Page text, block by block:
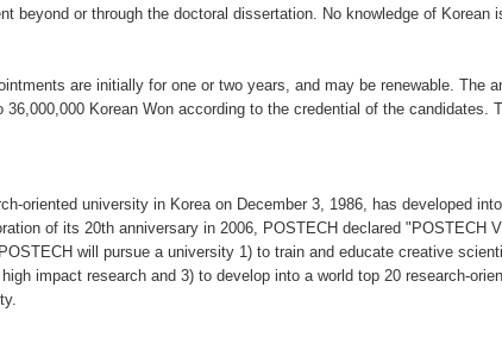
beyond or through the doctoral dissertation. No knowledge of Korean
are initially for one or two years, and may be renewable. The
36,000,000 Korean Won according to the credential of the
oriented university in Korea on December 3, 1986, has developed
of its 20th anniversary in 2006, POSTECH declared "POSTECH
will pursue a university 1) to train and educate creative
impact research and 3) to develop into a world top 20 research-